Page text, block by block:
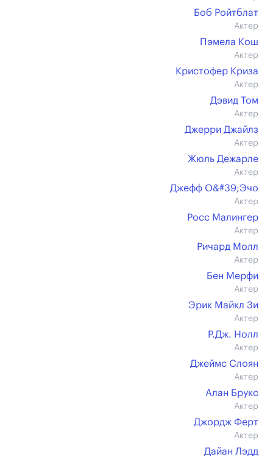
Боб Ройтблат
Актер
Пэмела Кош
Актер
Кристофер Криза
Актер
Дэвид Том
Актер
Джерри Джайлз
Актер
Жюль Дежарле
Актер
Джефф О&#39;Эчо
Актер
Росс Малингер
Актер
Ричард Молл
Актер
Бен Мерфи
Актер
Эрик Майкл Зи
Актер
Р.Дж. Нолл
Актер
Джеймс Слоян
Актер
Алан Брукс
Актер
Джордж Ферт
Актер
Дайан Лэдд